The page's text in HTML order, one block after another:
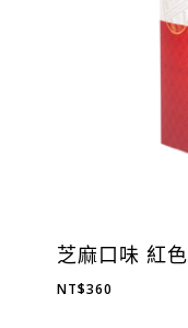
芝麻口味 紅
NT$360